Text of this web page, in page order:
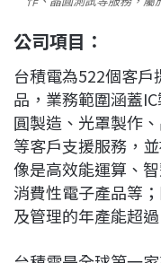
公司項目：
台積電為522個客
品，業務範圍涵蓋
圓製造、光罩製作
等客戶支援服務，
像是高效能運算、
消費性電子產品等
及管理的年產能超